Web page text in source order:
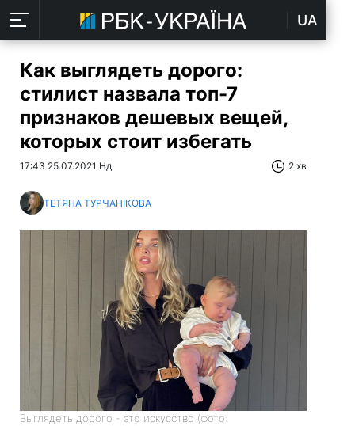
UA
Как выглядеть дорого:
стилист назвала топ-7
признаков дешевых вещей,
которых стоит избегать
17:43 25.07.2021 Нд 2 хв
ТЕТЯНА ТУРЧАНІКОВА
Выглядеть дорого - это искусство (фото: